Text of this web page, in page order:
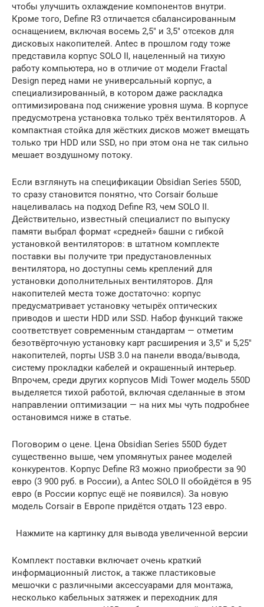
чтобы улучшить охлаждение компонентов внутри.
Кроме того, Define R3 отличается сбалансированным
оснащением, включая восемь 2,5″ и 3,5″ отсеков для
дисковых накопителей. Antec в прошлом году тоже
представила корпус SOLO II, нацеленный на тихую
работу компьютера, но в отличие от модели Fractal
Design перед нами не универсальный корпус, а
специализированный, в котором даже раскладка
оптимизирована под снижение уровня шума. В корпусе
предусмотрена установка только трёх вентиляторов. А
компактная стойка для жёстких дисков может вмещать
только три HDD или SSD, но при этом она не так сильно
мешает воздушному потоку.
Если взглянуть на спецификации Obsidian Series 550D,
то сразу становится понятно, что Corsair больше
нацеливалась на подход Define R3, чем SOLO II.
Действительно, известный специалист по выпуску
памяти выбрал формат «средней» башни с гибкой
установкой вентиляторов: в штатном комплекте
поставки вы получите три предустановленных
вентилятора, но доступны семь креплений для
установки дополнительных вентиляторов. Для
накопителей места тоже достаточно: корпус
предусматривает установку четырёх оптических
приводов и шести HDD или SSD. Набор функций также
соответствует современным стандартам — отметим
безотвёрточную установку карт расширения и 3,5″ и 5,25″
накопителей, порты USB 3.0 на панели ввода/вывода,
систему прокладки кабелей и окрашенный интерьер.
Впрочем, среди других корпусов Midi Tower модель 550D
выделяется тихой работой, включая сделанные в этом
направлении оптимизации — на них мы чуть подробнее
остановимся ниже в статье.
Поговорим о цене. Цена Obsidian Series 550D будет
существенно выше, чем упомянутых ранее моделей
конкурентов. Корпус Define R3 можно приобрести за 90
евро (3 900 руб. в России), а Antec SOLO II обойдётся в 95
евро (в России корпус ещё не появился). За новую
модель Corsair в Европе придётся отдать 123 евро.
Нажмите на картинку для вывода увеличенной версии
Комплект поставки включает очень краткий
информационный листок, а также пластиковые
мешочки с различными аксессуарами для монтажа,
несколько кабельных затяжек и переходник для